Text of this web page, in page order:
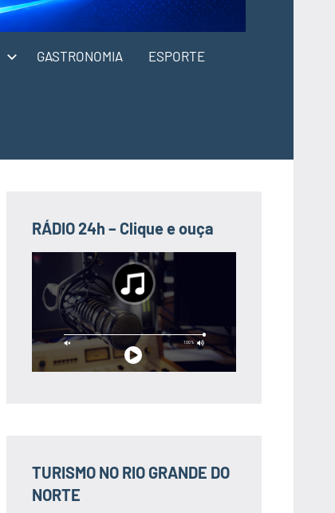
GASTRONOMIA ESPORTE
RÁDIO 24h – Clique e ouça
TURISMO NO RIO GRANDE DO
NORTE